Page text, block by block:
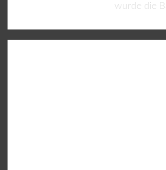
wurde die